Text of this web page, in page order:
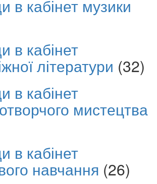
в кабінет музики
в кабінет
літератури (32)
в кабінет
мистецтва
в кабінет
навчання (26)